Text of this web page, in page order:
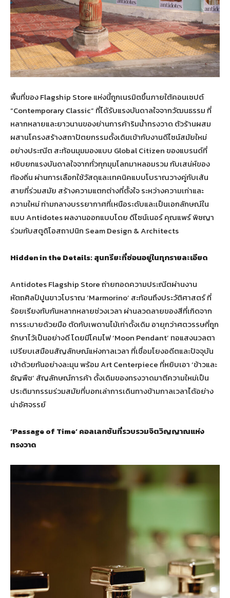
พื้นที่ของ Flagship Store แห่งนี้ถูกเนรมิตขึ้นภายใต้คอนเซปต์
“Contemporary Classic” ที่ได้รับแรงบันดาลใจจากวัฒนธรรม ที่
หลากหลายและยาวนานของย่านการค้าริมน้ำทรงวาด ตัวร้านผสม
ผสานโครงสร้างสถาปัตยกรรมดั้งเดิมเข้ากับงานดีไซน์สมัยใหม่
อย่างประณีต สะท้อนมุมมองแบบ Global Citizen ของแบรนด์ที่
หยิบยกแรงบันดาลใจจากทั่วทุกมุมโลกมาหลอมรวม กับเสน่ห์ของ
ท้องถิ่น ผ่านการเลือกใช้วัสดุและเทคนิคแบบโบราณวางคู่กับเส้น
สายที่ร่วมสมัย สร้างความแตกต่างที่ตั้งใจ ระหว่างความเก่าและ
ความใหม่ ท่ามกลางบรรยากาศที่เหนือระดับและเป็นเอกลักษณ์ใน
แบบ Antidotes ผลงานออกแบบโดย ดีไซน์เนอร์ คุณแพร์ พิชญา
ร่วมกับสตูดิโอสถาปนิก Seam Design & Architects
Hidden in the Details: สุนทรียะที่ซ่อนอยู่ในทุกรายละเอียด
Antidotes Flagship Store ถ่ายทอดความประณีตผ่านงาน
หัตถศิลป์ปูนขาวโบราณ ‘Marmorino’ สะท้อนถึงประวัติศาสตร์ ที่
ร้อยเรียงทับกันหลากหลายช่วงเวลา ผ่านลวดลายของสีที่เกิดจาก
การระบายด้วยมือ ตัดกับเพดานไม้เก่าดั้งเดิม อายุกว่าศตวรรษที่ถูก
รักษาไว้เป็นอย่างดี โดยมีโคมไฟ ‘Moon Pendant’ ทอแสงนวลตา
เปรียบเสมือนสัญลักษณ์แห่งกาลเวลา ที่เชื่อมโยงอดีตและปัจจุบัน
เข้าด้วยกันอย่างละมุน พร้อม Art Centerpiece ที่หยิบเอา ‘ข้าวและ
ธัญพืช’ สัญลักษณ์การค้า ดั้งเดิมของทรงวาดมาตีความใหม่เป็น
ประติมากรรมร่วมสมัยที่บอกเล่าการเดินทางข้ามกาลเวลาได้อย่าง
น่าอัศจรรย์
‘Passage of Time’ คอลเลกชันที่รวบรวมจิตวิญญาณแห่ง
ทรงวาด